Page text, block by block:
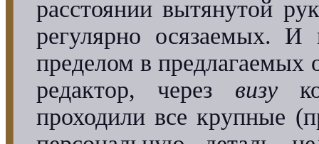
расстоянии вытянутой
регулярно осязаемых. И
пределом в предлагаемых
редактор, через визу
проходили все крупные